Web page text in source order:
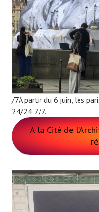
/7A partir du 6 juin, les
24/24 7/7.
A la Cité de